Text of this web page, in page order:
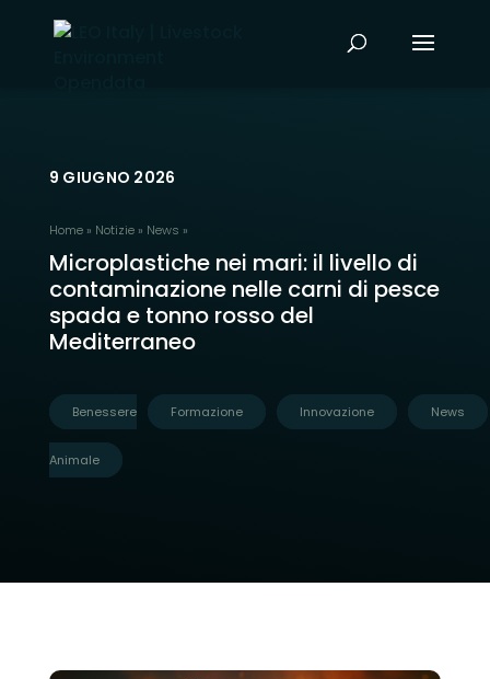
9 GIUGNO 2026
Home» Notizie» News »
Microplastiche nei mari: il livello di
contaminazione nelle carni di pesce
spada e tonno rosso del
Mediterraneo
Benessere
Animale
Formazione Innovazione News